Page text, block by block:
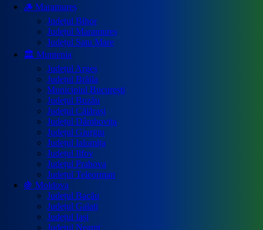
🪵 Maramureș
Județul Bihor
Județul Maramureș
Județul Satu Mare
🏛️ Muntenia
Județul Argeș
Județul Brăila
Municipiul București
Județul Buzău
Județul Călărași
Județul Dâmbovița
Județul Giurgiu
Județul Ialomița
Județul Ilfov
Județul Prahova
Județul Teleorman
🍇 Moldova
Județul Bacău
Județul Galați
Județul Iași
Județul Neamț